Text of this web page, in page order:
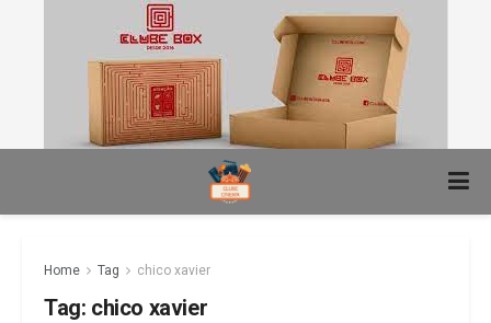
Home Tag chico xavier
Tag: chico xavier